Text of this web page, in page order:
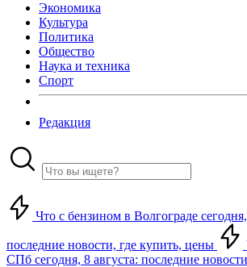
Экономика
Культура
Политика
Общество
Наука и техника
Спорт
Редакция
Что с бензином в Волгограде
последние новости, где купить, цены
СПб сегодня, 8 августа: последние